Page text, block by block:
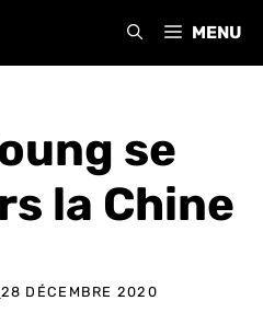
MENU
se
la Chine
28 DÉCEMBRE 2020